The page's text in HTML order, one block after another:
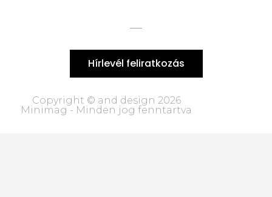
Hírlevél feliratkozás
Copyright © and design 2026
Minimag - Minden jog fenntartva